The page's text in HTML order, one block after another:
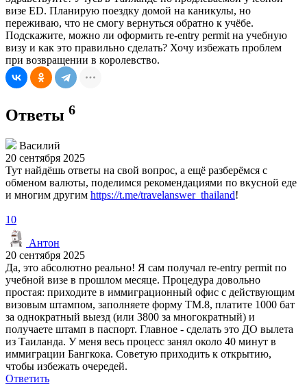
визе ED. Планирую поездку домой на каникулы, но
переживаю, что не смогу вернуться обратно к учёбе.
Подскажите, можно ли оформить re-entry permit на учебную
визу и как это правильно сделать? Хочу избежать проблем
при возвращении в королевство.
Ответы 6
Василий
20 сентября 2025
Тут найдёшь ответы на свой вопрос, а ещё разберёмся с
обменом валюты, поделимся рекомендациями по вкусной еде
и многим другим https://t.me/travelanswer_thailand!
10
Антон
20 сентября 2025
Да, это абсолютно реально! Я сам получал re-entry permit по
учебной визе в прошлом месяце. Процедура довольно
простая: приходите в иммиграционный офис с действующим
визовым штампом, заполняете форму TM.8, платите 1000 бат
за однократный выезд (или 3800 за многократный) и
получаете штамп в паспорт. Главное - сделать это ДО вылета
из Таиланда. У меня весь процесс занял около 40 минут в
иммиграции Бангкока. Советую приходить к открытию,
чтобы избежать очередей.
Ответить